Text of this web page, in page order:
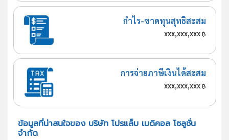
กำไร-ขาดทุนสุทธิสะสม
xxx,xxx,xxx฿
การจ่ายภาษีเงินได้สะสม
xxx,xxx,xxx฿
ข้อมูลที่น่าสนใจของ บริษัท โปรแล็บ เมดิคอล โซลูชั่น
จำกัด